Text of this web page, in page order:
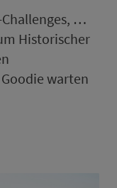
…
His­to­rischer
warten